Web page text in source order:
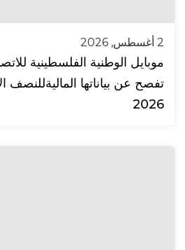
2 أغسطس, 2026
تفصح عن بياناتها الماليةللنصف
2026